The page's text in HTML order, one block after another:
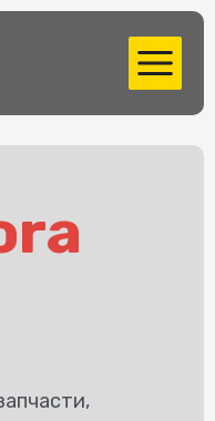
MAIN
MENU